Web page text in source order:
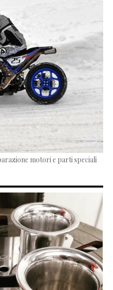
motori e parti speciali